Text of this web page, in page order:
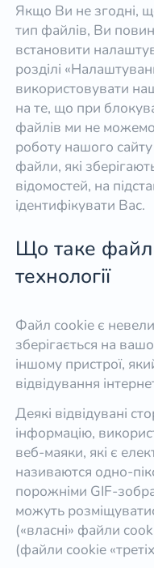
Якщо Ви не згодні,
тип файлів, Ви
встановити
розділі
використовувати
на те, що при
файлів ми не
роботу нашого
файли, які
відомостей, на
ідентифікувати Вас.
Що таке файл
технології
Файл cookie є
зберігається на
іншому пристрої,
відвідування
Деякі відвідувані
інформацію,
веб-маяки, які є
називаются одно-
порожніми GIF-
можуть
(«власні» файли
(файли cookie